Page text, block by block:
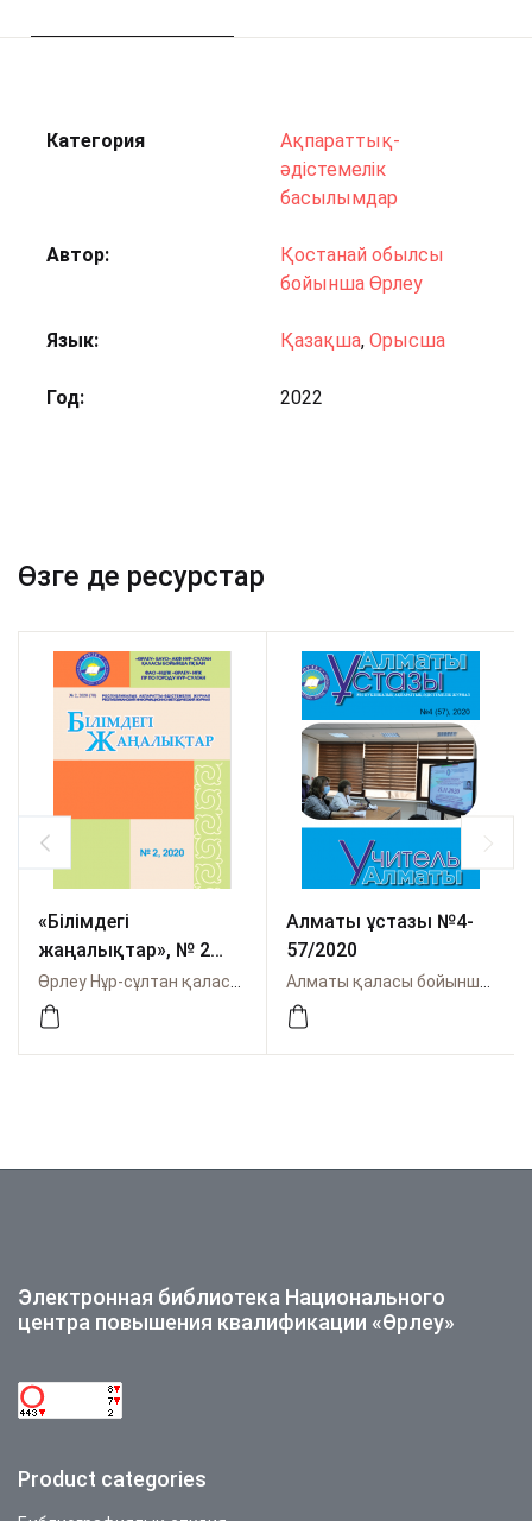
Категория
Ақпараттық-
әдістемелік
басылымдар
Автор
Қостанай обылсы
бойынша Өрлеу
Язык Қазақша, Орысша
Год 2022
Өзге де ресурстар
«Білімдегі
жаңалықтар», № 2
(70) 2020
Алматы ұстазы №4-
57/2020
Электронная библиотека Национального
центра повышения квалификации «Өрлеу»
Product categories